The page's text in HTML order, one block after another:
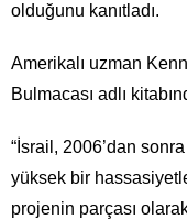
olduğunu kanıtladı.
Amerikalı uzman
Bulmacası adlı
“İsrail, 2006’dan
yüksek bir
projenin parçası